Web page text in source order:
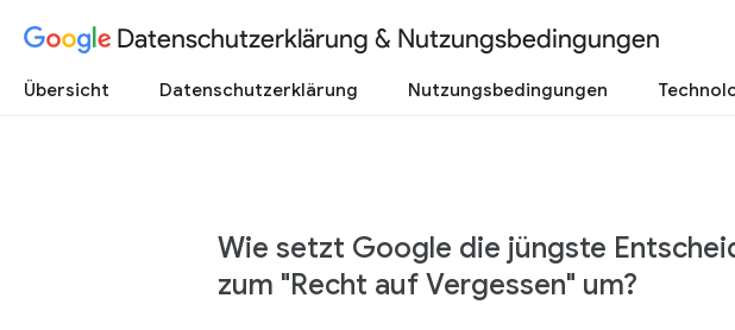
Datenschutzerklärung & Nutzungsbedingungen
Übersicht Datenschutzerklärung Nutzungsbedingungen
Wie setzt Google die jüngste
zum "Recht auf Vergessen" um?